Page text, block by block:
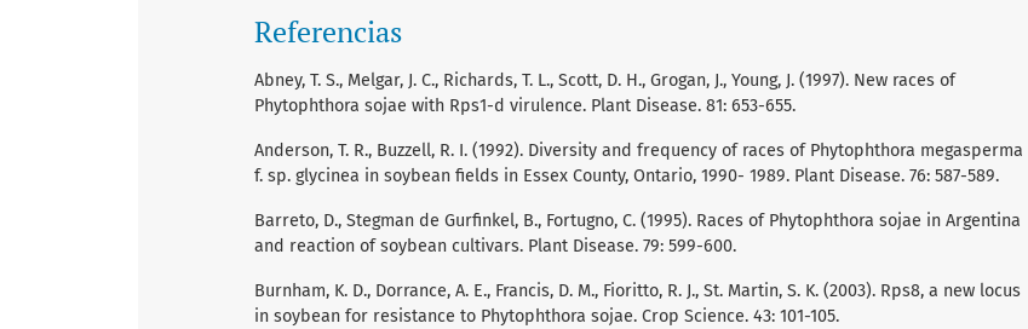
Referencias
Abney, T. S., Melgar, J. C., Richards, T. L., Scott, D. H., Grogan, J., Young, J. (1997). New races of
Phytophthora sojae with Rps1-d virulence. Plant Disease. 81: 653-655.
Anderson, T. R., Buzzell, R. I. (1992). Diversity and frequency of races of Phytophthora megasperma
f. sp. glycinea in soybean fields in Essex County, Ontario, 1990- 1989. Plant Disease. 76: 587-589.
Barreto, D., Stegman de Gurfinkel, B., Fortugno, C. (1995). Races of Phytophthora sojae in Argentina
and reaction of soybean cultivars. Plant Disease. 79: 599-600.
Burnham, K. D., Dorrance, A. E., Francis, D. M., Fioritto, R. J., St. Martin, S. K. (2003). Rps8, a new locus
in soybean for resistance to Phytophthora sojae. Crop Science. 43: 101-105.